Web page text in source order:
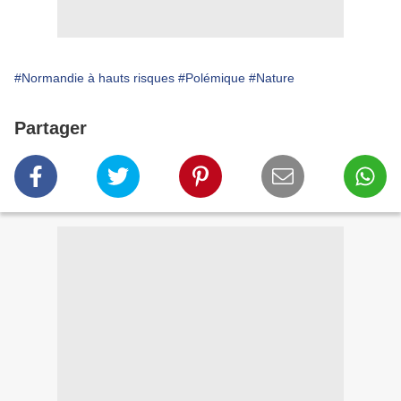
#Normandie à hauts risques #Polémique #Nature
Partager